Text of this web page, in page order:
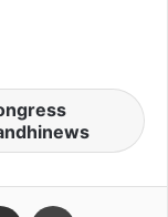
Share via Email